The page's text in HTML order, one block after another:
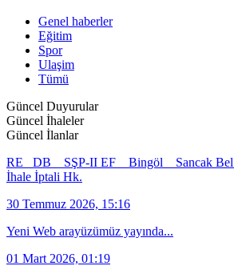
Genel haberler
Eğitim
Spor
Ulaşim
Tümü
Güncel Duyurular
Güncel İhaleler
Güncel İlanlar
RE_ DB _ SŞP-II EF _ Bingöl _ Sancak
İhale İptali Hk.
30 Temmuz 2026, 15:16
Yeni Web arayüzümüz yayında...
01 Mart 2026, 01:19